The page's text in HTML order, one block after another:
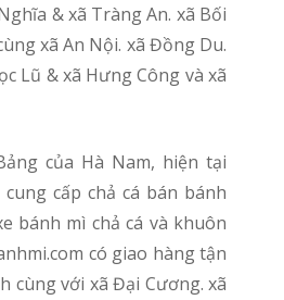
& xã Tràng An. xã Bối
xã An Nội. xã Đồng Du.
Lũ & xã Hưng Công và xã
cấp chả cá bán bánh
bánh mì chả cá và khuôn
có giao hàng tận
cùng với xã Đại Cương. xã